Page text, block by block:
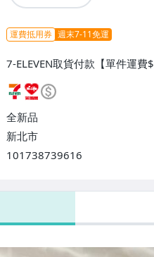
運費抵用券 週末7-11免運
7-ELEVEN取貨付款【單件運
貨付款【單件運費$60、消費
$80、消費滿$8000免運費】
全新品
新北市
101738739616
運費只要38元